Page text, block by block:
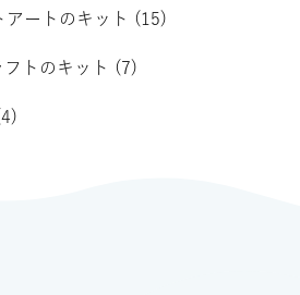
アートのキット (15)
フトのキット (7)